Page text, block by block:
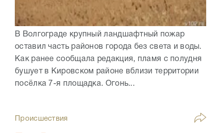
В Волгограде крупный ландшафтный пожар
оставил часть районов города без света и воды.
Как ранее сообщала редакция, пламя с полудня
бушует в Кировском районе вблизи территории
посёлка 7-я площадка. Огонь...
Происшествия